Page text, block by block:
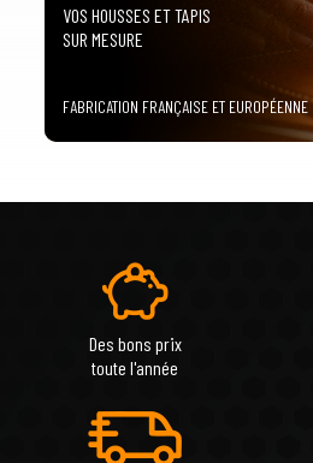
VOS HOUSSES ET TAPIS
SUR MESURE
FABRICATION FRANÇAISE ET EUROPÉENNE
Des bons prix
toute l'année